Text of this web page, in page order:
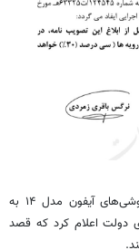
لازم به ذکر است، از حدود سه سال پیش واردات گوشی‌های آیفون مدل ۱۴ به
دولت اعلام کرد که قصد